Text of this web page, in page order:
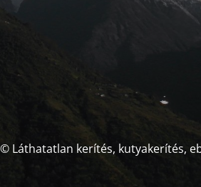
© Láthatatlan kerítés, kutyakerítés,